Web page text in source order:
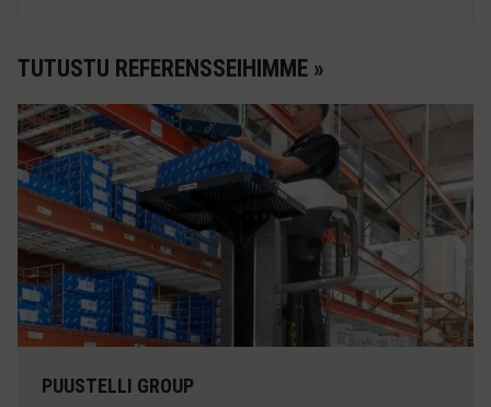
TUTUSTU REFERENSSEIHIMME »
PUUSTELLI GROUP